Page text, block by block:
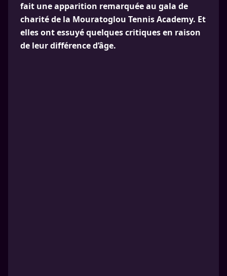
fait une apparition remarquée au gala de
charité de la Mouratoglou Tennis Academy. Et
elles ont essuyé quelques critiques en raison
de leur différence d’âge.